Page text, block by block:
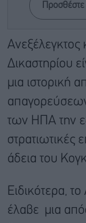
Ανεξέλεγκτος
Δικαστηρίου
μια ιστορική
των ΗΠΑ την
στρατιωτικές
άδεια του
Ειδικότερα,
έλαβε μια